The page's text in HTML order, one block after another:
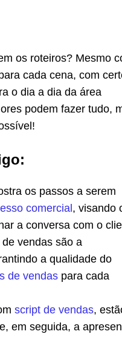
os roteiros? Mesmo
cada cena, com
o dia a dia da área
podem fazer tudo,
os passos a serem
comercial , visando
a conversa com o
vendas são a
a qualidade do
de vendas para cada
script de vendas,
em seguida, a